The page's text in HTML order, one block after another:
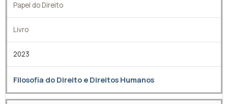
Papel do Direito
Livro
2023
Filosofia do Direito e Direitos Humanos